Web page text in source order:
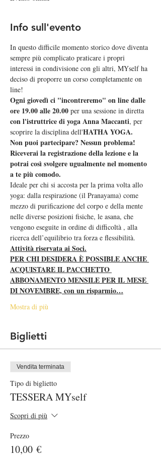
Info sull'evento
In questo difficile momento storico dove diventa
sempre più complicato praticare i propri
interessi in condivisione con gli altri, MYself ha
deciso di proporre un corso completamente on
line!
Ogni giovedì ci "incontreremo" on line dalle
ore 19.00 alle 20.00 per una sessione in diretta
con l'istruttrice di yoga Anna Maccanti, per
scoprire la disciplina dell'HATHA YOGA.
Non puoi partecipare? Nessun problema!
Riceverai la registrazione della lezione e la
potrai così svolgere ugualmente nel momento
a te più comodo.
Ideale per chi si accosta per la prima volta allo
yoga: dalla respirazione (il Pranayama) come
mezzo di purificazione del corpo e della mente
nelle diverse posizioni fisiche, le asana, che
vengono eseguite in ordine di difficoltà , alla
ricerca dell’equilibrio tra forza e flessibilità.
Attività riservata ai Soci.
PER CHI DESIDERA È POSSIBLE ANCHE
ACQUISTARE IL PACCHETTO
ABBONAMENTO MENSILE PER IL MESE
DI NOVEMBRE, con un risparmio…
Mostra di più
Biglietti
Vendita terminata
Tipo di biglietto
TESSERA MYself
Scopri di più
Prezzo
10,00 €